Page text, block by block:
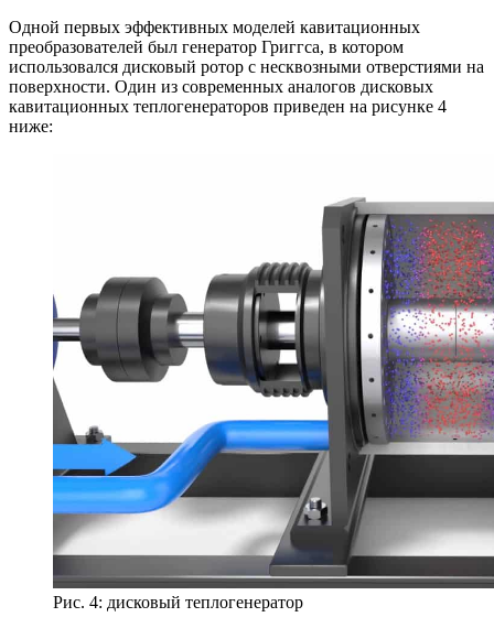
Одной первых эффективных моделей кавитационных
преобразователей был генератор Григгса, в котором
использовался дисковый ротор с несквозными отверстиями на
поверхности. Один из современных аналогов дисковых
кавитационных теплогенераторов приведен на рисунке 4
ниже:
Рис. 4: дисковый теплогенератор